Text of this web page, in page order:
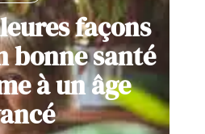
façons
bonne santé
à un âge